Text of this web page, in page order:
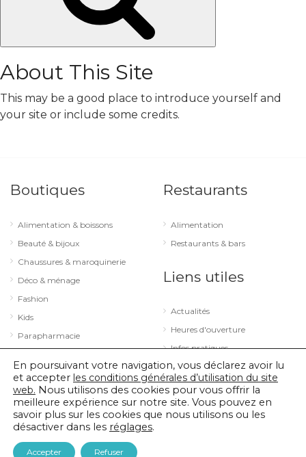
About This Site
This may be a good place to introduce yourself and
your site or include some credits.
Boutiques
Alimentation & boissons
Beauté & bijoux
Chaussures & maroquinerie
Déco & ménage
Fashion
Kids
Parapharmacie
Sport & loisirs
Technologie & optique
Restaurants
Alimentation
Restaurants & bars
Liens utiles
Actualités
Heures d'ouverture
Infos pratiques
© 2026 City Concorde |Mentions légales
En poursuivant votre navigation, vous déclarez avoir lu
et accepter les conditions générales d’utilisation du site
web. Nous utilisons des cookies pour vous offrir la
meilleure expérience sur notre site. Vous pouvez en
savoir plus sur les cookies que nous utilisons ou les
désactiver dans les réglages.
Accepter Refuser